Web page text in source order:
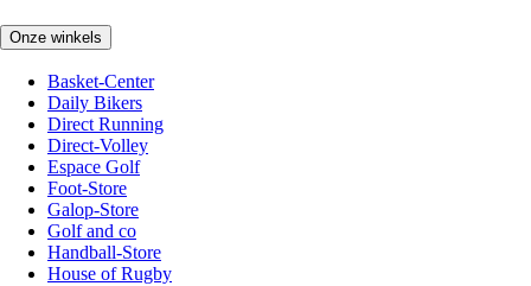
Onze winkels
Basket-Center
Daily Bikers
Direct Running
Direct-Volley
Espace Golf
Foot-Store
Galop-Store
Golf and co
Handball-Store
House of Rugby